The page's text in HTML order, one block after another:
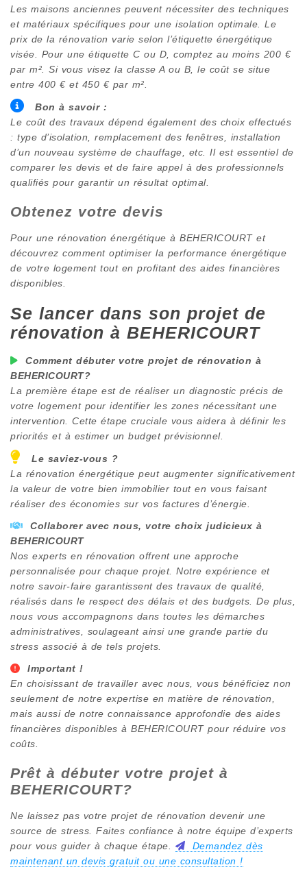
Les maisons anciennes peuvent nécessiter des techniques
et matériaux spécifiques pour une isolation optimale. Le
prix de la rénovation varie selon l’étiquette énergétique
visée. Pour une étiquette C ou D, comptez au moins 200 €
par m². Si vous visez la classe A ou B, le coût se situe
entre 400 € et 450 € par m².
Bon à savoir :
Le coût des travaux dépend également des choix effectués
: type d’isolation, remplacement des fenêtres, installation
d’un nouveau système de chauffage, etc. Il est essentiel de
comparer les devis et de faire appel à des professionnels
qualifiés pour garantir un résultat optimal.
Obtenez votre devis
Pour une rénovation énergétique à BEHERICOURTet
découvrez comment optimiser la performance énergétique
de votre logement tout en profitant des aides financières
disponibles.
Se lancer dans son projet de
rénovation à BEHERICOURT
Comment débuter votre projet de rénovation à
BEHERICOURT?
La première étape est de réaliser un diagnostic précis de
votre logement pour identifier les zones nécessitant une
intervention. Cette étape cruciale vous aidera à définir les
priorités et à estimer un budget prévisionnel.
Le saviez-vous ?
La rénovation énergétique peut augmenter significativement
la valeur de votre bien immobilier tout en vous faisant
réaliser des économies sur vos factures d’énergie.
Collaborer avec nous, votre choix judicieux à
BEHERICOURT
Nos experts en rénovation offrent une approche
personnalisée pour chaque projet. Notre expérience et
notre savoir-faire garantissent des travaux de qualité,
réalisés dans le respect des délais et des budgets. De plus,
nous vous accompagnons dans toutes les démarches
administratives, soulageant ainsi une grande partie du
stress associé à de tels projets.
Important !
En choisissant de travailler avec nous, vous bénéficiez non
seulement de notre expertise en matière de rénovation,
mais aussi de notre connaissance approfondie des aides
financières disponibles à BEHERICOURTpour réduire vos
coûts.
Prêt à débuter votre projet à
BEHERICOURT?
Ne laissez pas votre projet de rénovation devenir une
source de stress. Faites confiance à notre équipe d’experts
pour vous guider à chaque étape.
Demandez dès
maintenant un devis gratuit ou une consultation !